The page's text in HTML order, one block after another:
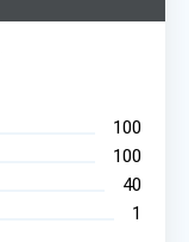
100
100
40
1